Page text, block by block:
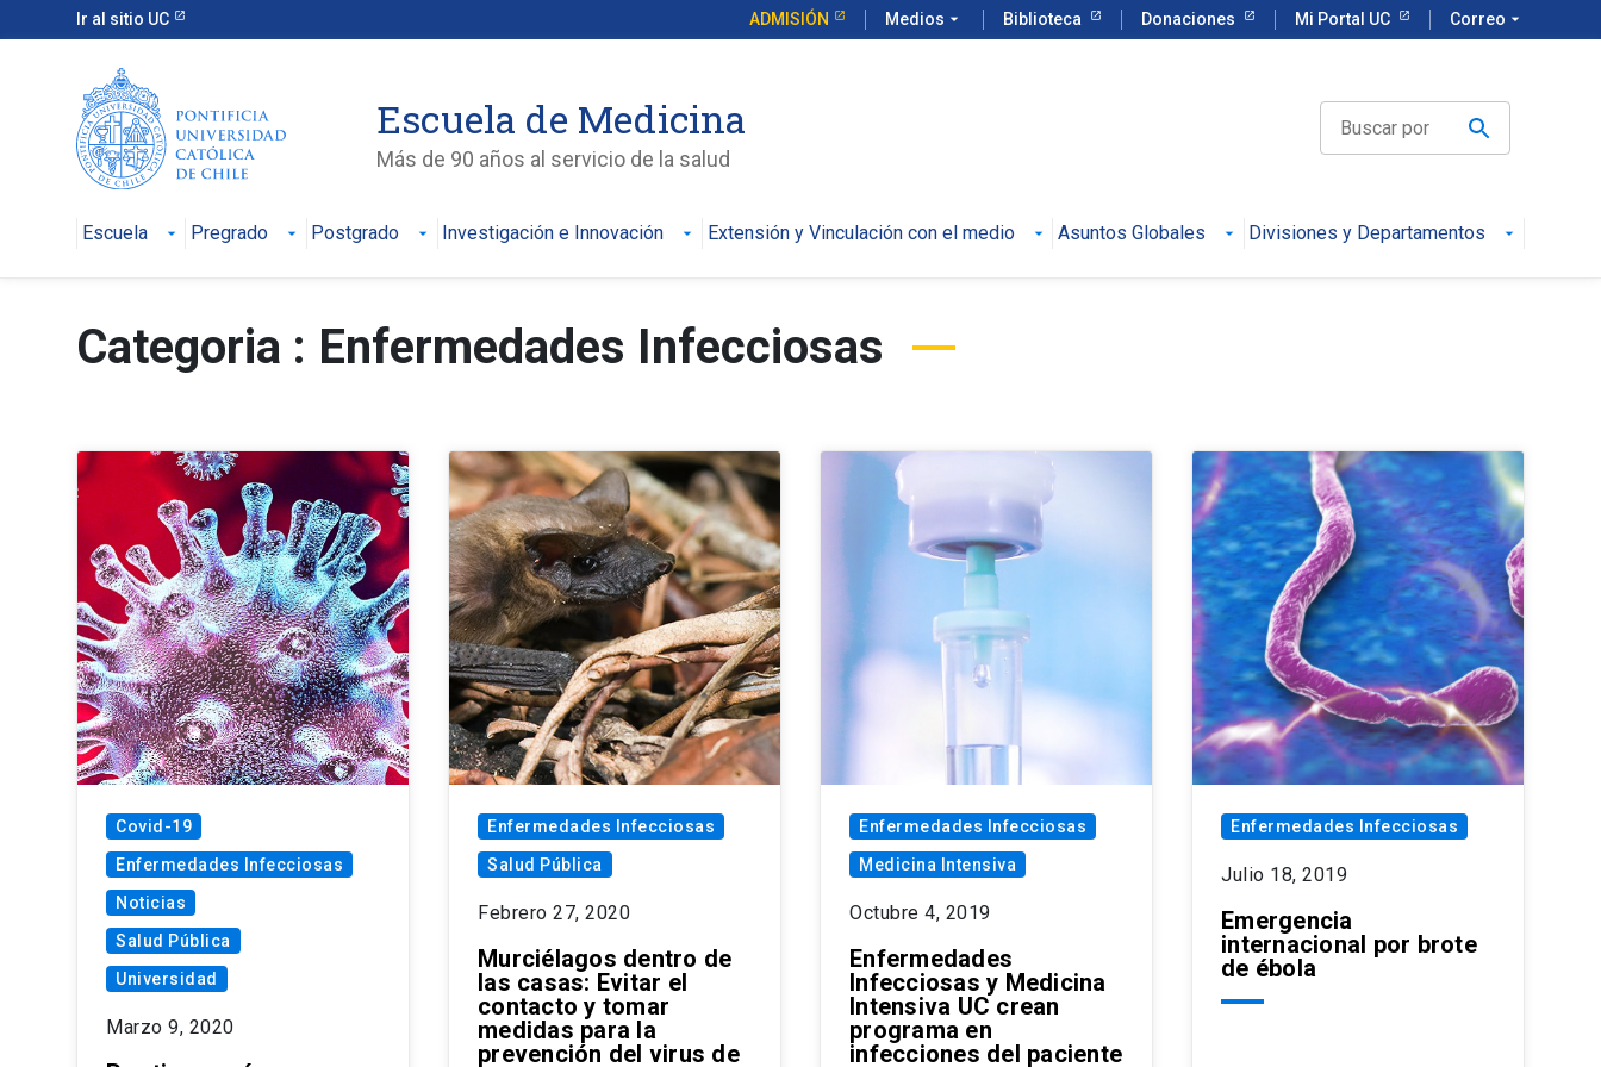
Ir al sitio UC ADMISIÓN Medios arrow_drop_down Biblioteca Donaciones Mi Portal UC Correo arrow_drop_down
Escuela de Medicina
Más de 90 años al servicio de la salud
Escuela Pregrado Postgrado Investigación e Innovación Extensión y Vinculación con el medio Asuntos Globales Divisiones y Departamentos
Categoria : Enfermedades Infecciosas
Covid-19
Enfermedades Infecciosas
Noticias
Salud Pública
Universidad
Marzo 9, 2020
Enfermedades Infecciosas
Salud Pública
Febrero 27, 2020
Murciélagos dentro de
las casas: Evitar el
contacto y tomar
medidas para la
prevención del virus de
Enfermedades Infecciosas
Medicina Intensiva
Octubre 4, 2019
Enfermedades
Infecciosas y Medicina
Intensiva UC crean
programa en
infecciones del paciente
Enfermedades Infecciosas
Julio 18, 2019
Emergencia
internacional por brote
de ébola